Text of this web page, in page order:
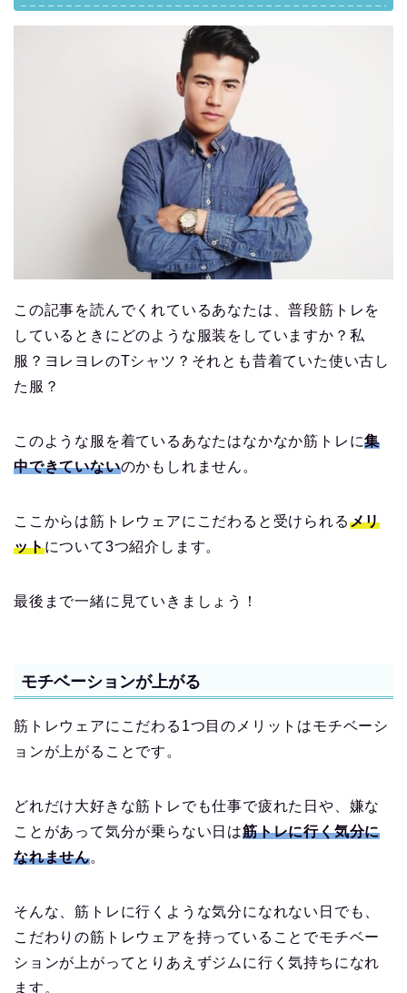
この記事を読んでくれているあなたは、普段筋トレを
しているときにどのような服装をしていますか？私
服？ヨレヨレのTシャツ？それとも昔着ていた使い古し
た服？
このような服を着ているあなたはなかなか筋トレに集
中できていないのかもしれません。
ここからは筋トレウェアにこだわると受けられるメリ
ットについて3つ紹介します。
最後まで一緒に見ていきましょう！
モチベーションが上がる
筋トレウェアにこだわる1つ目のメリットはモチベーシ
ョンが上がることです。
どれだけ大好きな筋トレでも仕事で疲れた日や、嫌な
ことがあって気分が乗らない日は筋トレに行く気分に
なれません。
そんな、筋トレに行くような気分になれない日でも、
こだわりの筋トレウェアを持っていることでモチベー
ションが上がってとりあえずジムに行く気持ちになれ
ます。